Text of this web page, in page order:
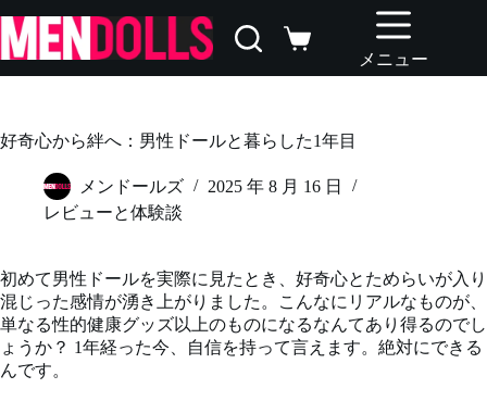
ン
テ
ン
ス
シ
ン
カ
メニュー
好奇心から絆へ：男性ドールと暮らした1年目
メンドールズ
2025 年 8 月 16 日
レビューと体験談
初めて男性ドールを実際に見たとき、好奇心とためらいが入り
混じった感情が湧き上がりました。こんなにリアルなものが、
単なる性的健康グッズ以上のものになるなんてあり得るのでし
ょうか？ 1年経った今、自信を持って言えます。絶対にできる
んです。